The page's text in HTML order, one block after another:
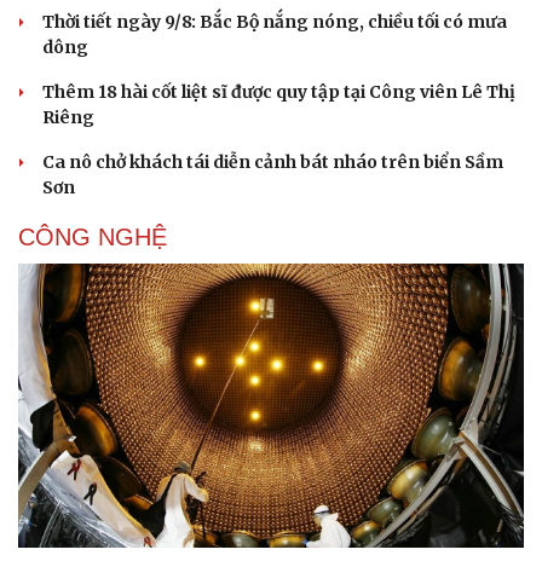
Thời tiết ngày 9/8: Bắc Bộ nắng nóng, chiều tối có mưa
dông
Thêm 18 hài cốt liệt sĩ được quy tập tại Công viên Lê Thị
Riêng
Ca nô chở khách tái diễn cảnh bát nháo trên biển Sầm
Sơn
CÔNG NGHỆ